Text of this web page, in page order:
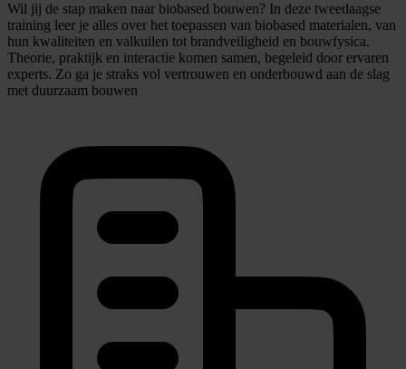
Wil jij de stap maken naar biobased bouwen? In deze tweedaagse
training leer je alles over het toepassen van biobased materialen, van
hun kwaliteiten en valkuilen tot brandveiligheid en bouwfysica.
Theorie, praktijk en interactie komen samen, begeleid door ervaren
experts. Zo ga je straks vol vertrouwen en onderbouwd aan de slag
met duurzaam bouwen